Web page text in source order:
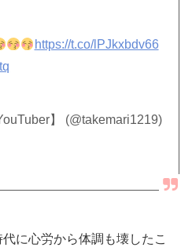
https://t.co/lPJkxbdv66
】 (@takemari1219)
に心労から体調も壊したこ